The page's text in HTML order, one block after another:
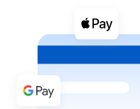
Buoni cripto
Acquista
Acquista con
Bonifico SEPA